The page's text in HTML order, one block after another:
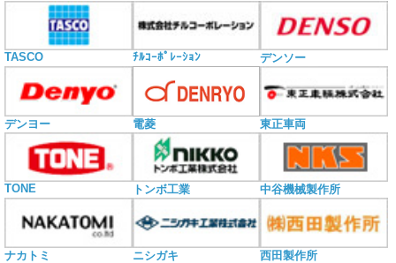
TASCO ﾁﾙｺｰﾎﾟﾚｰｼｮﾝ デンソー
デンヨー 電菱 東正車両
TONE トンボ工業 中谷機械製作所
ナカトミ ニシガキ 西田製作所